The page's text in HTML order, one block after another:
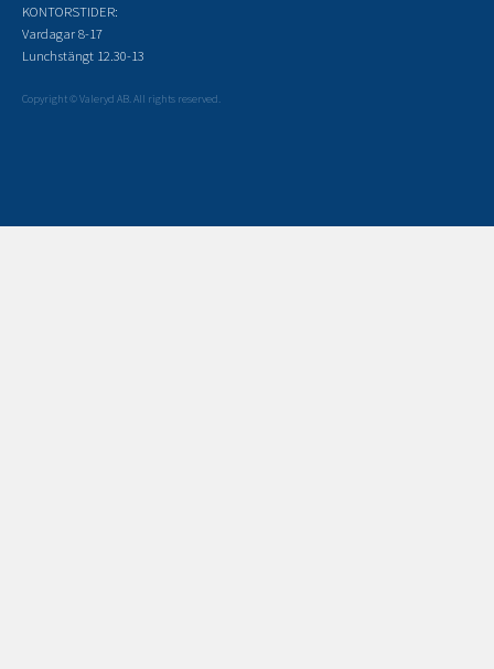
KONTORSTIDER:
Vardagar 8-17
Lunchstängt 12.30-13
Copyright © Valeryd AB. All rights reserved.